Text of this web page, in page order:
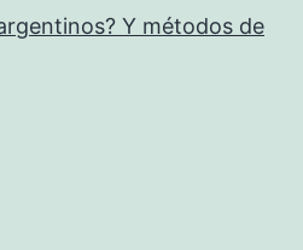
Y métodos de